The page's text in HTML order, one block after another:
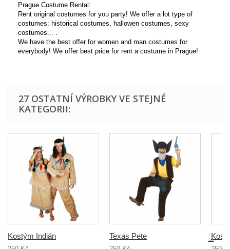
Prague Costume Rental:
Rent original costumes for you party! We offer a lot type of
costumes: historical costumes, hallowen costumes, sexy
costumes... .
We have the best offer for women and man costumes for
everybody! We offer best price for rent a costume in Prague!
27 OSTATNÍ VÝROBKY VE STEJNÉ
KATEGORII:
Kostým Indián Texas Pete